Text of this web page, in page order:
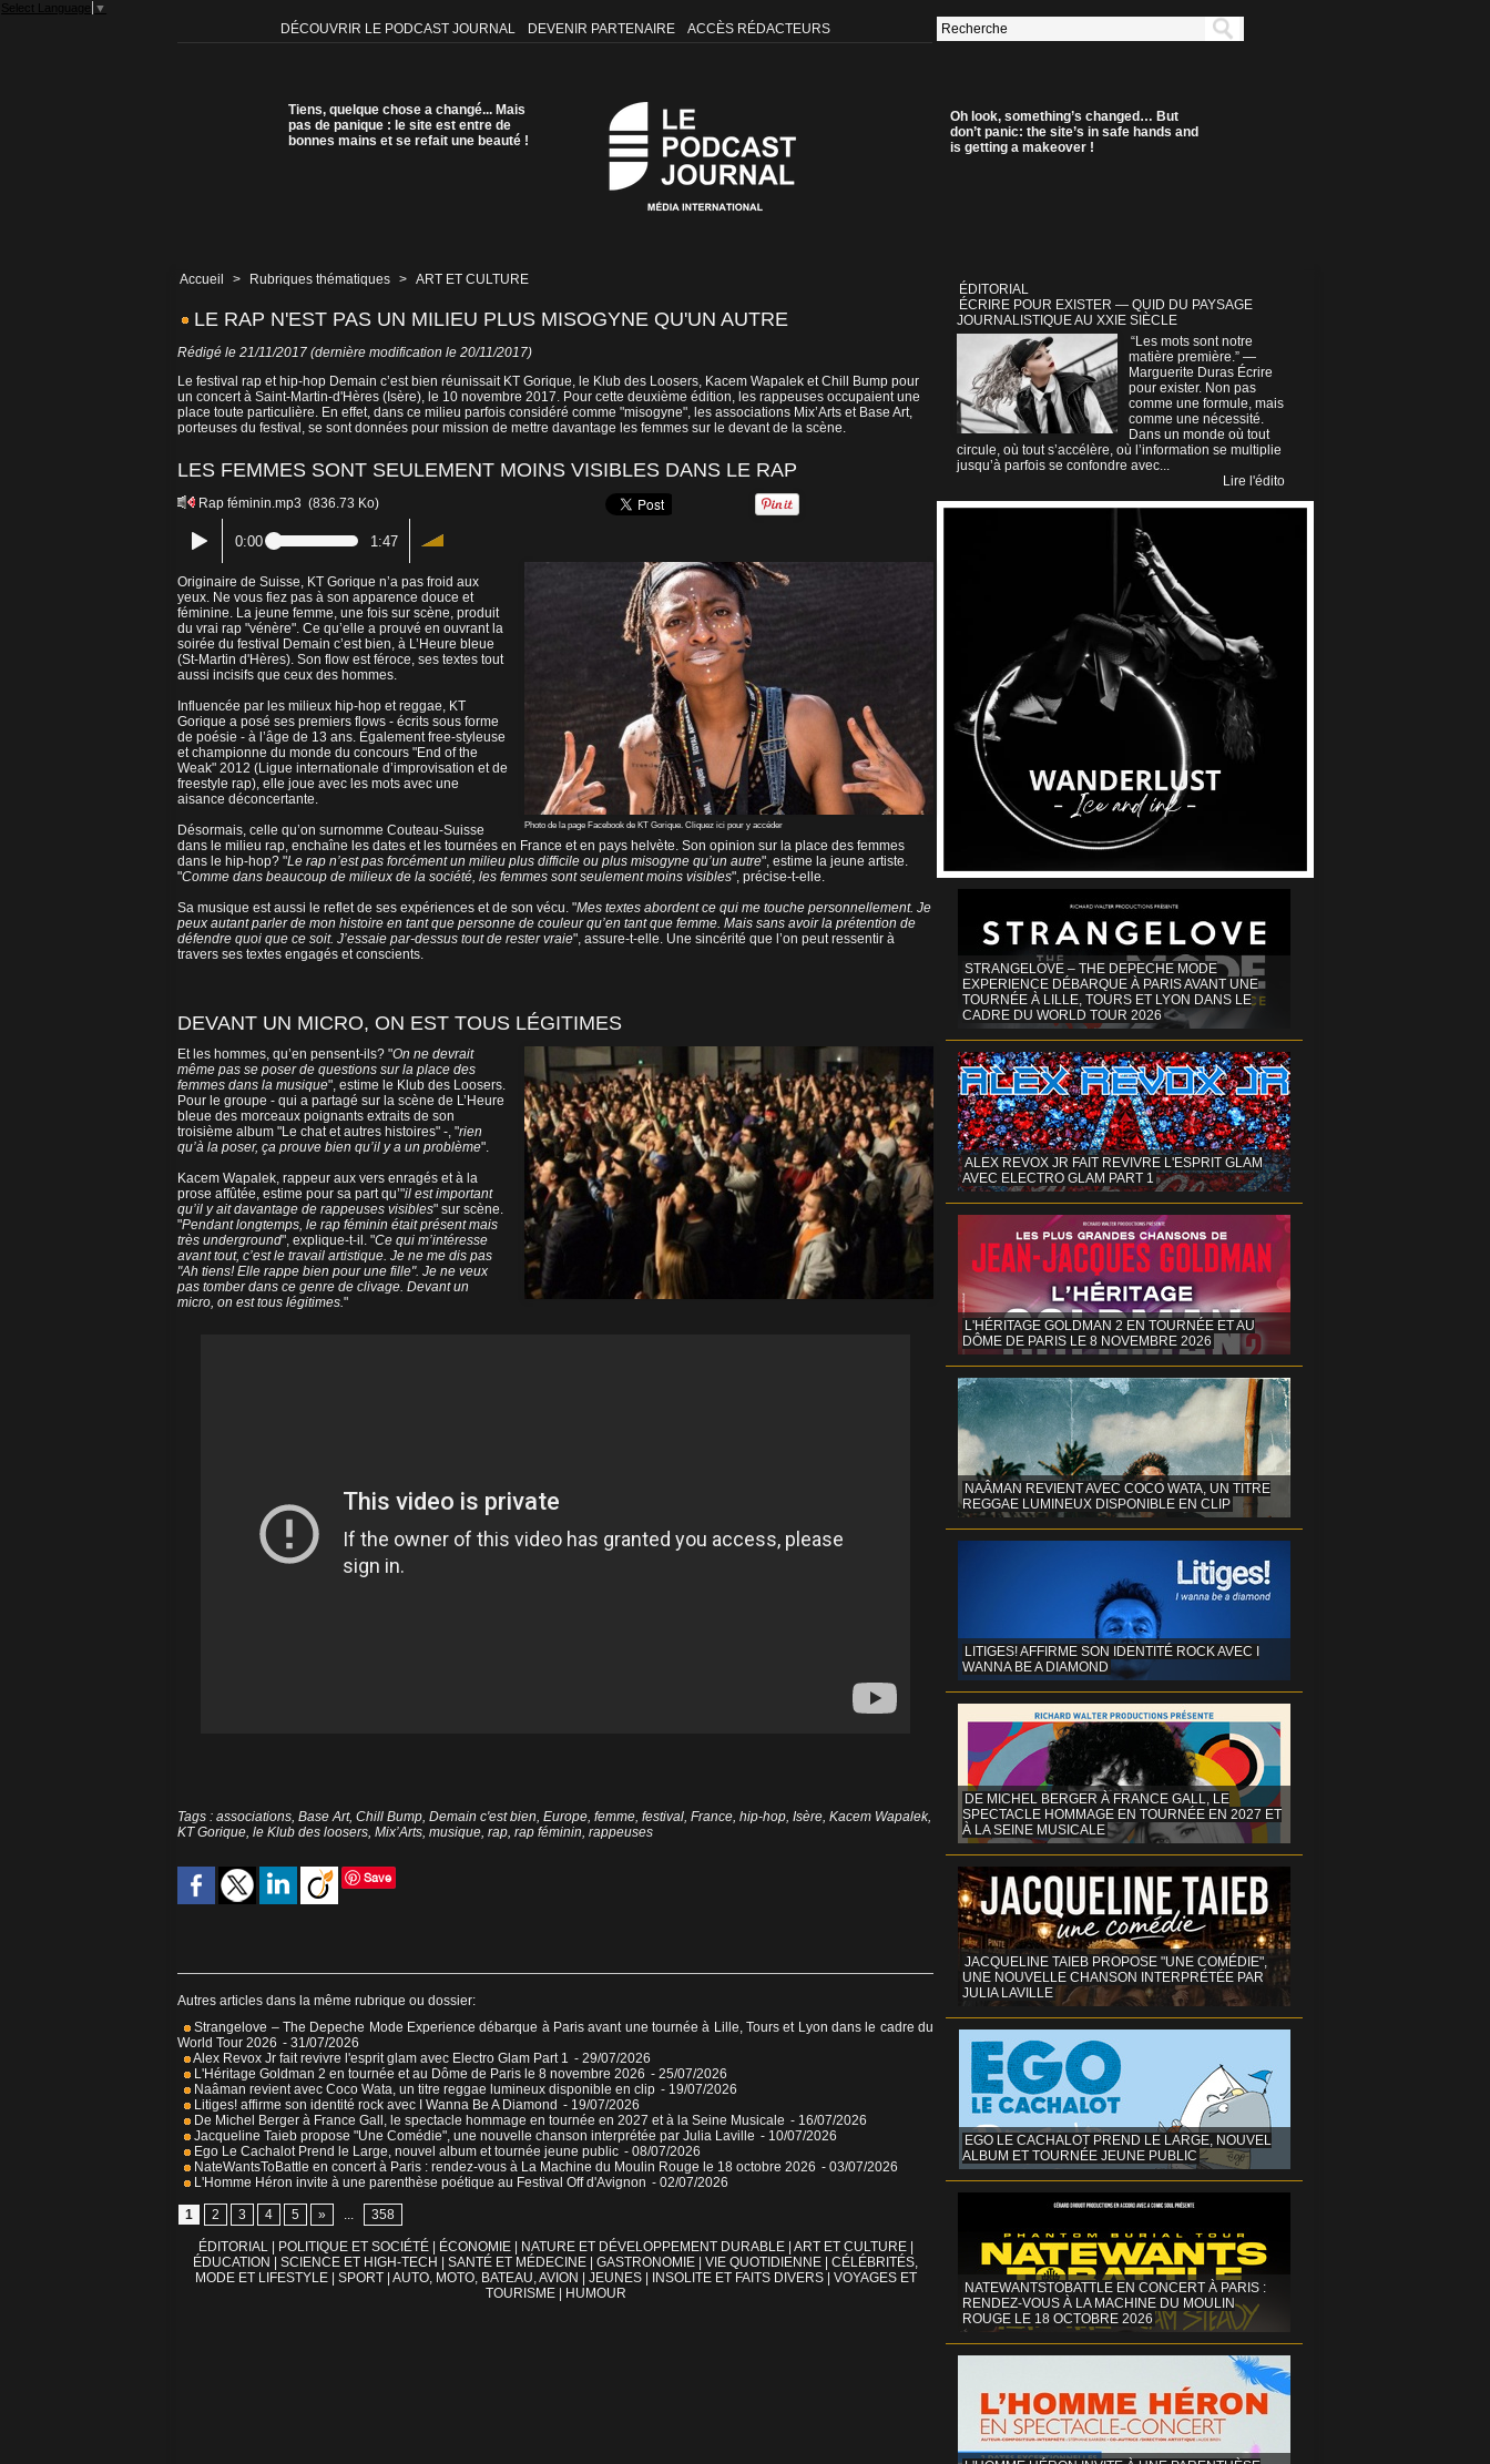
Select Language ▼
DÉCOUVRIR LE PODCAST JOURNAL DEVENIR PARTENAIRE ACCÈS RÉDACTEURS
Tiens, quelque chose a changé... Mais
pas de panique : le site est entre de
bonnes mains et se refait une beauté !
Oh look, something’s changed… But
don’t panic: the site’s in safe hands and
is getting a makeover !
Accueil > Rubriques thématiques > ART ET CULTURE
LE RAP N'EST PAS UN MILIEU PLUS MISOGYNE QU'UN AUTRE
Rédigé le 21/11/2017 (dernière modification le 20/11/2017)
Le festival rap et hip-hop Demain c’est bien réunissait KT Gorique, le Klub des Loosers, Kacem Wapalek et Chill Bump pour
un concert à Saint-Martin-d'Hères (Isère), le 10 novembre 2017. Pour cette deuxième édition, les rappeuses occupaient une
place toute particulière. En effet, dans ce milieu parfois considéré comme "misogyne", les associations Mix’Arts et Base Art,
porteuses du festival, se sont données pour mission de mettre davantage les femmes sur le devant de la scène.
LES FEMMES SONT SEULEMENT MOINS VISIBLES DANS LE RAP
Photo de la page Facebook de KT Gorique. Cliquez ici pour y accéder
Rap féminin.mp3 (836.73 Ko)
0:00 1:47
Originaire de Suisse, KT Gorique n’a pas froid aux
yeux. Ne vous fiez pas à son apparence douce et
féminine. La jeune femme, une fois sur scène, produit
du vrai rap "vénère". Ce qu’elle a prouvé en ouvrant la
soirée du festival Demain c’est bien, à L’Heure bleue
(St-Martin d'Hères). Son flow est féroce, ses textes tout
aussi incisifs que ceux des hommes.
Influencée par les milieux hip-hop et reggae, KT
Gorique a posé ses premiers flows - écrits sous forme
de poésie - à l’âge de 13 ans. Également free-styleuse
et championne du monde du concours "End of the
Weak" 2012 (Ligue internationale d’improvisation et de
freestyle rap), elle joue avec les mots avec une
aisance déconcertante.
Désormais, celle qu’on surnomme Couteau-Suisse
dans le milieu rap, enchaîne les dates et les tournées en France et en pays helvète. Son opinion sur la place des femmes
dans le hip-hop? "Le rap n’est pas forcément un milieu plus difficile ou plus misogyne qu’un autre", estime la jeune artiste.
"Comme dans beaucoup de milieux de la société, les femmes sont seulement moins visibles", précise-t-elle.
Sa musique est aussi le reflet de ses expériences et de son vécu. "Mes textes abordent ce qui me touche personnellement. Je
peux autant parler de mon histoire en tant que personne de couleur qu’en tant que femme. Mais sans avoir la prétention de
défendre quoi que ce soit. J’essaie par-dessus tout de rester vraie", assure-t-elle. Une sincérité que l’on peut ressentir à
travers ses textes engagés et conscients.
DEVANT UN MICRO, ON EST TOUS LÉGITIMES
Et les hommes, qu’en pensent-ils? "On ne devrait
même pas se poser de questions sur la place des
femmes dans la musique", estime le Klub des Loosers.
Pour le groupe - qui a partagé sur la scène de L’Heure
bleue des morceaux poignants extraits de son
troisième album "Le chat et autres histoires" -, "rien
qu’à la poser, ça prouve bien qu’il y a un problème".
Kacem Wapalek, rappeur aux vers enragés et à la
prose affûtée, estime pour sa part qu’"il est important
qu’il y ait davantage de rappeuses visibles" sur scène.
"Pendant longtemps, le rap féminin était présent mais
très underground", explique-t-il. "Ce qui m’intéresse
avant tout, c’est le travail artistique. Je ne me dis pas
"Ah tiens! Elle rappe bien pour une fille". Je ne veux
pas tomber dans ce genre de clivage. Devant un
micro, on est tous légitimes."
Tags : associations, Base Art, Chill Bump, Demain c'est bien, Europe, femme, festival, France, hip-hop, Isère, Kacem Wapalek,
KT Gorique, le Klub des loosers, Mix’Arts, musique, rap, rap féminin, rappeuses
Save
Autres articles dans la même rubrique ou dossier:
Strangelove – The Depeche Mode Experience débarque à Paris avant une tournée à Lille, Tours et Lyon dans le cadre du
World Tour 2026 - 31/07/2026
Alex Revox Jr fait revivre l'esprit glam avec Electro Glam Part 1 - 29/07/2026
L'Héritage Goldman 2 en tournée et au Dôme de Paris le 8 novembre 2026 - 25/07/2026
Naâman revient avec Coco Wata, un titre reggae lumineux disponible en clip - 19/07/2026
Litiges! affirme son identité rock avec I Wanna Be A Diamond - 19/07/2026
De Michel Berger à France Gall, le spectacle hommage en tournée en 2027 et à la Seine Musicale - 16/07/2026
Jacqueline Taieb propose "Une Comédie", une nouvelle chanson interprétée par Julia Laville - 10/07/2026
Ego Le Cachalot Prend le Large, nouvel album et tournée jeune public - 08/07/2026
NateWantsToBattle en concert à Paris : rendez-vous à La Machine du Moulin Rouge le 18 octobre 2026 - 03/07/2026
L'Homme Héron invite à une parenthèse poétique au Festival Off d'Avignon - 02/07/2026
1 2 3 4 5 » ... 358
ÉDITORIAL POLITIQUE ET SOCIÉTÉ ÉCONOMIE NATURE ET DÉVELOPPEMENT DURABLE ART ET CULTURE
ÉDUCATION
SCIENCE ET HIGH-TECH SANTÉ ET MÉDECINE GASTRONOMIE VIE QUOTIDIENNE
CÉLÉBRITÉS,
MODE ET LIFESTYLE
SPORT AUTO, MOTO, BATEAU, AVION JEUNES INSOLITE ET FAITS DIVERS
VOYAGES ET
TOURISME
HUMOUR
ÉDITORIAL
ÉCRIRE POUR EXISTER — QUID DU PAYSAGE
JOURNALISTIQUE AU XXIE SIÈCLE
“Les mots sont notre
matière première.” —
Marguerite Duras Écrire
pour exister. Non pas
comme une formule, mais
comme une nécessité.
Dans un monde où tout
circule, où tout s’accélère, où l’information se multiplie
jusqu’à parfois se confondre avec...
Lire l'édito
STRANGELOVE – THE DEPECHE MODE
EXPERIENCE DÉBARQUE À PARIS AVANT UNE
TOURNÉE À LILLE, TOURS ET LYON DANS LE
CADRE DU WORLD TOUR 2026
ALEX REVOX JR FAIT REVIVRE L'ESPRIT GLAM
AVEC ELECTRO GLAM PART 1
L'HÉRITAGE GOLDMAN 2 EN TOURNÉE ET AU
DÔME DE PARIS LE 8 NOVEMBRE 2026
NAÂMAN REVIENT AVEC COCO WATA, UN TITRE
REGGAE LUMINEUX DISPONIBLE EN CLIP
LITIGES! AFFIRME SON IDENTITÉ ROCK AVEC I
WANNA BE A DIAMOND
DE MICHEL BERGER À FRANCE GALL, LE
SPECTACLE HOMMAGE EN TOURNÉE EN 2027 ET
À LA SEINE MUSICALE
JACQUELINE TAIEB PROPOSE "UNE COMÉDIE",
UNE NOUVELLE CHANSON INTERPRÉTÉE PAR
JULIA LAVILLE
EGO LE CACHALOT PREND LE LARGE, NOUVEL
ALBUM ET TOURNÉE JEUNE PUBLIC
NATEWANTSTOBATTLE EN CONCERT À PARIS :
RENDEZ-VOUS À LA MACHINE DU MOULIN
ROUGE LE 18 OCTOBRE 2026